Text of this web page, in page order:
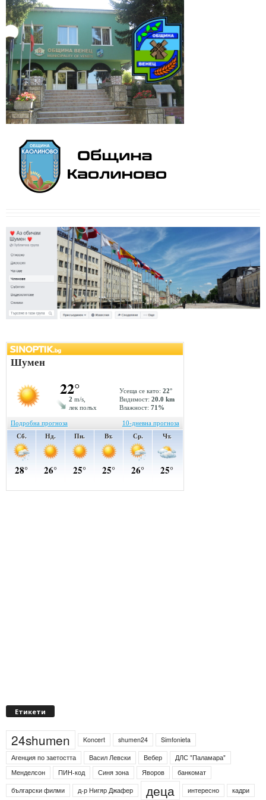
Етикети
24shumen Koncert shumen24
Simfonieta
Агенция по заетостта
Васил Левски Вебер
ДЛС "Паламара"
Менделсон
ПИН-код Синя зона Яворов
банкомат
български филми
д-р Нигяр Джафер деца интересно кадри